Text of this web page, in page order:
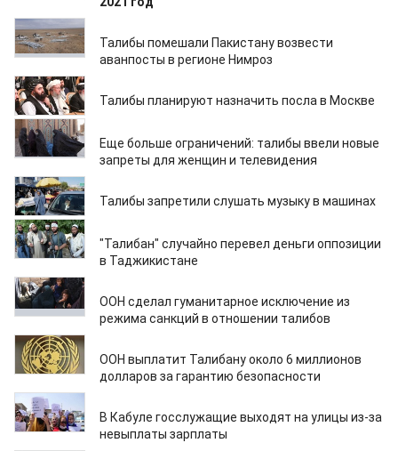
04.01.2022
Талибы помешали Пакистану возвести
аванпосты в регионе Нимроз
29.12.2021
Талибы планируют назначить посла в Москве
28.12.2021
Еще больше ограничений: талибы ввели новые
запреты для женщин и телевидения
25.12.2021
Талибы запретили слушать музыку в машинах
24.12.2021
"Талибан" случайно перевел деньги оппозиции
в Таджикистане
24.12.2021
ООН сделал гуманитарное исключение из
режима санкций в отношении талибов
22.12.2021
ООН выплатит Талибану около 6 миллионов
долларов за гарантию безопасности
22.12.2021
В Кабуле госслужащие выходят на улицы из-за
невыплаты зарплаты